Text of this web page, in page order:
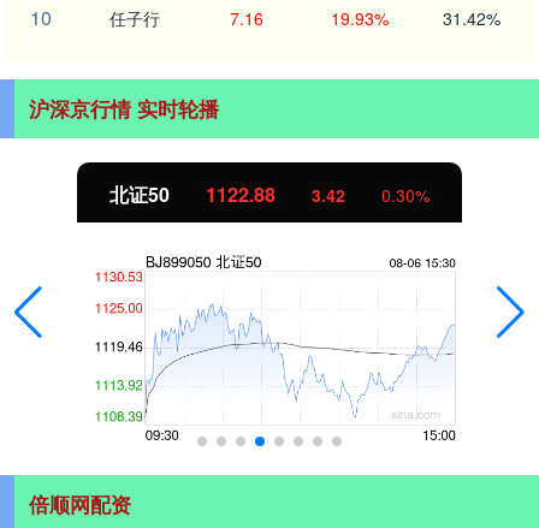
10 任子行 7.16 19.93% 31.42%
沪深京行情 实时轮播
北证50 1122.88 3.42 0.30%
倍顺网配资